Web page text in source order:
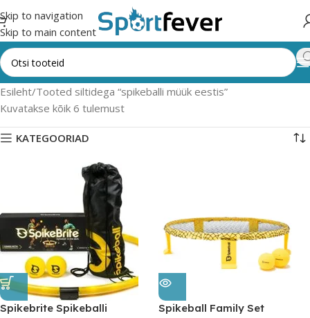
Skip to navigation
Skip to main content
Esileht Tooted siltidega “spikeballi müük eestis”
Kuvatakse kõik 6 tulemust
KATEGOORIAD
Spikebrite Spikeballi
Spikeball Family Set